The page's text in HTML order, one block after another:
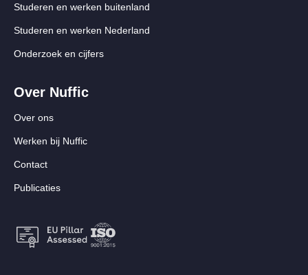
Studeren en werken buitenland
Studeren en werken Nederland
Onderzoek en cijfers
Over Nuffic
Over ons
Werken bij Nuffic
Contact
Publicaties